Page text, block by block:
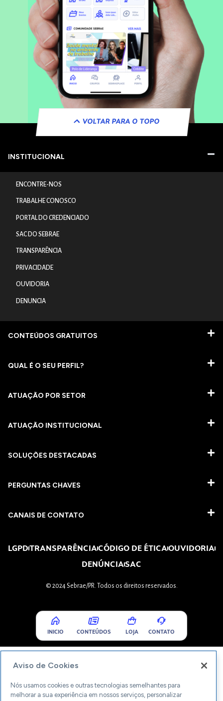
VOLTAR PARA O TOPO
INSTITUCIONAL
ENCONTRE-NOS
TRABALHE CONOSCO
PORTAL DO CREDENCIADO
SAC DO SEBRAE
TRANSPARÊNCIA
PRIVACIDADE
OUVIDORIA
DENUNCIA
CONTEÚDOS GRATUITOS
QUAL É O SEU PERFIL?
ATUAÇÃO POR SETOR
ATUAÇÃO INSTITUCIONAL
SOLUÇÕES DESTACADAS
PERGUNTAS CHAVES​
CANAIS DE CONTATO
LGPDTRANSPARÊNCIACÓDIGO DE ÉTICAOUVIDORIA
DENÚNCIASAC
© 2024 Sebrae/PR. Todos os direitos reservados.
INICIO CONTEÚDOS LOJA CONTATO
Aviso de Cookies
Nós usamos cookies e outras tecnologias semelhantes para
melhorar a sua experiência em nossos serviços, personalizar